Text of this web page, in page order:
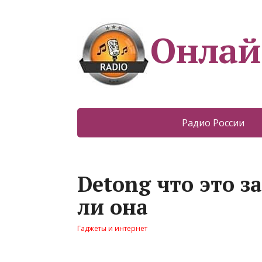
Радио России
Detong что это
ли она
Гаджеты и интернет